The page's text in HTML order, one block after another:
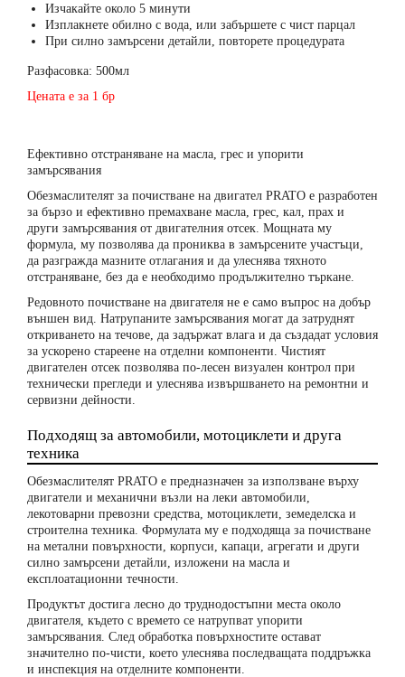
Изчакайте около 5 минути
Изплакнете обилно с вода, или забършете с чист парцал
При силно замърсени детайли, повторете процедурата
Разфасовка: 500мл
Цената е за 1 бр
Ефективно отстраняване на масла, грес и упорити
замърсявания
Обезмаслителят за почистване на двигател PRATO е разработен
за бързо и ефективно премахване масла, грес, кал, прах и
други замърсявания от двигателния отсек. Мощната му
формула, му позволява да прониква в замърсените участъци,
да разгражда мазните отлагания и да улеснява тяхното
отстраняване, без да е необходимо продължително търкане.
Редовното почистване на двигателя не е само въпрос на добър
външен вид. Натрупаните замърсявания могат да затруднят
откриването на течове, да задържат влага и да създадат условия
за ускорено стареене на отделни компоненти. Чистият
двигателен отсек позволява по-лесен визуален контрол при
технически прегледи и улеснява извършването на ремонтни и
сервизни дейности.
Подходящ за автомобили, мотоциклети и друга
техника
Обезмаслителят PRATO е предназначен за използване върху
двигатели и механични възли на леки автомобили,
лекотоварни превозни средства, мотоциклети, земеделска и
строителна техника. Формулата му е подходяща за почистване
на метални повърхности, корпуси, капаци, агрегати и други
силно замърсени детайли, изложени на масла и
експлоатационни течности.
Продуктът достига лесно до труднодостъпни места около
двигателя, където с времето се натрупват упорити
замърсявания. След обработка повърхностите остават
значително по-чисти, което улеснява последващата поддръжка
и инспекция на отделните компоненти.